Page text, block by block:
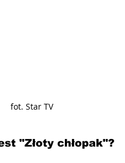
fot. Star TV
"Złoty chłopak"?